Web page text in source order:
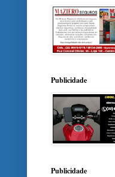
Publicidade
Publicidade